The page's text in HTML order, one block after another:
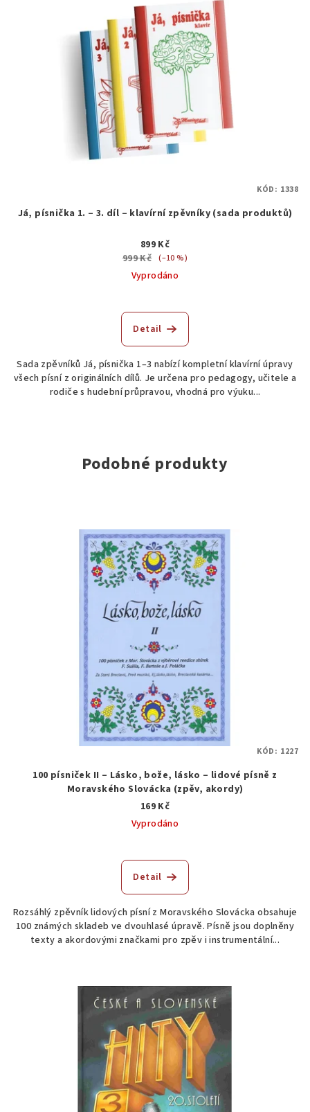
Já, písnička 1. – 3. díl – klavírní zpěvníky (sada produktů)
899 Kč
999 Kč (–10 %)
Vyprodáno
Detail
Sada zpěvníků Já, písnička 1–3 nabízí kompletní klavírní úpravy
všech písní z originálních dílů. Je určena pro pedagogy, učitele a
rodiče s hudební průpravou, vhodná pro výuku...
KÓD: 1338
Podobné produkty
100 písniček II – Lásko, bože, lásko – lidové písně z
Moravského Slovácka (zpěv, akordy)
169 Kč
Vyprodáno
Detail
Rozsáhlý zpěvník lidových písní z Moravského Slovácka obsahuje
100 známých skladeb ve dvouhlasé úpravě. Písně jsou doplněny
texty a akordovými značkami pro zpěv i instrumentální...
KÓD: 1227